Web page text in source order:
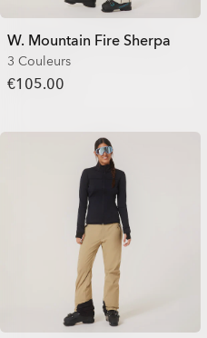
W. Mountain Fire Sherpa
3 Couleurs
€105.00